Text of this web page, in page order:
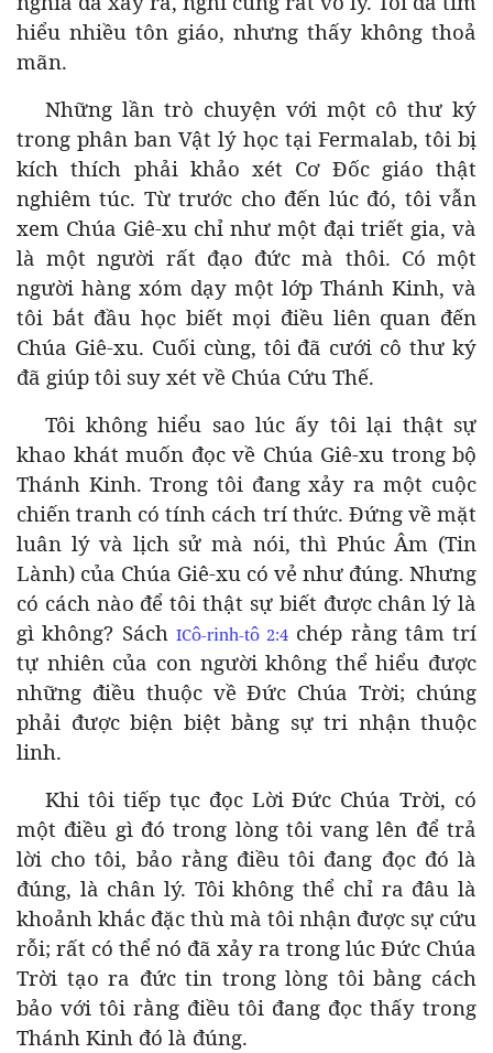
hiểu nhiều tôn giáo, nhưng thấy không thoả
mãn.
Những lần trò chuyện với một cô thư ký
trong phân ban Vật lý học tại Fermalab, tôi bị
kích thích phải khảo xét Cơ Đốc giáo thật
nghiêm túc. Từ trước cho đến lúc đó, tôi vẫn
xem Chúa Giê-xu chỉ như một đại triết gia, và
là một người rất đạo đức mà thôi. Có một
người hàng xóm dạy một lớp Thánh Kinh, và
tôi bắt đầu học biết mọi điều liên quan đến
Chúa Giê-xu. Cuối cùng, tôi đã cưới cô thư ký
đã giúp tôi suy xét về Chúa Cứu Thế.
Tôi không hiểu sao lúc ấy tôi lại thật sự
khao khát muốn đọc về Chúa Giê-xu trong bộ
Thánh Kinh. Trong tôi đang xảy ra một cuộc
chiến tranh có tính cách trí thức. Đứng về mặt
luân lý và lịch sử mà nói, thì Phúc Âm (Tin
Lành) của Chúa Giê-xu có vẻ như đúng. Nhưng
có cách nào để tôi thật sự biết được chân lý là
gì không? Sách ICô-rinh-tô2:4 chép rằng tâm trí
tự nhiên của con người không thể hiểu được
những điều thuộc về Đức Chúa Trời; chúng
phải được biện biệt bằng sự tri nhận thuộc
linh.
Khi tôi tiếp tục đọc Lời Đức Chúa Trời, có
một điều gì đó trong lòng tôi vang lên để trả
lời cho tôi, bảo rằng điều tôi đang đọc đó là
đúng, là chân lý. Tôi không thể chỉ ra đâu là
khoảnh khắc đặc thù mà tôi nhận được sự cứu
rỗi; rất có thể nó đã xảy ra trong lúc Đức Chúa
Trời tạo ra đức tin trong lòng tôi bằng cách
bảo với tôi rằng điều tôi đang đọc thấy trong
Thánh Kinh đó là đúng.